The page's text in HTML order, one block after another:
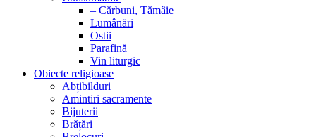
– Cărbuni, Tămâie
Lumânări
Ostii
Parafină
Vin liturgic
Obiecte religioase
Abțibilduri
Amintiri sacramente
Bijuterii
Brățări